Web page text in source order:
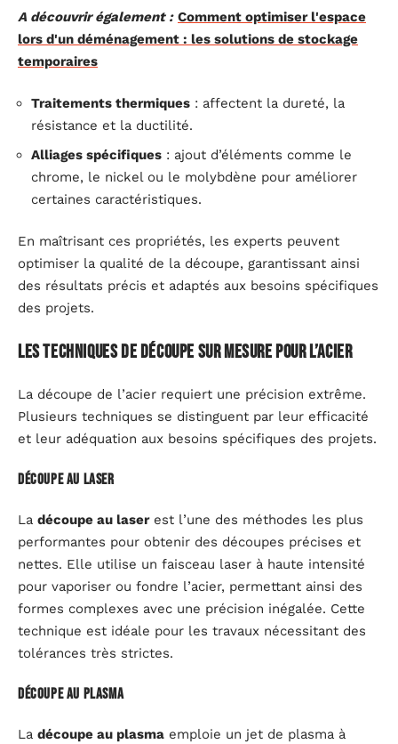
A découvrir également : Comment optimiser l'espace
lors d'un déménagement : les solutions de stockage
temporaires
Traitements thermiques : affectent la dureté, la
résistance et la ductilité.
Alliages spécifiques : ajout d’éléments comme le
chrome, le nickel ou le molybdène pour améliorer
certaines caractéristiques.
En maîtrisant ces propriétés, les experts peuvent
optimiser la qualité de la découpe, garantissant ainsi
des résultats précis et adaptés aux besoins spécifiques
des projets.
Les techniques de découpe sur mesure pour l’acier
La découpe de l’acier requiert une précision extrême.
Plusieurs techniques se distinguent par leur efficacité
et leur adéquation aux besoins spécifiques des projets.
Découpe au laser
La découpe au laserest l’une des méthodes les plus
performantes pour obtenir des découpes précises et
nettes. Elle utilise un faisceau laser à haute intensité
pour vaporiser ou fondre l’acier, permettant ainsi des
formes complexes avec une précision inégalée. Cette
technique est idéale pour les travaux nécessitant des
tolérances très strictes.
Découpe au plasma
La découpe au plasma emploie un jet de plasma à